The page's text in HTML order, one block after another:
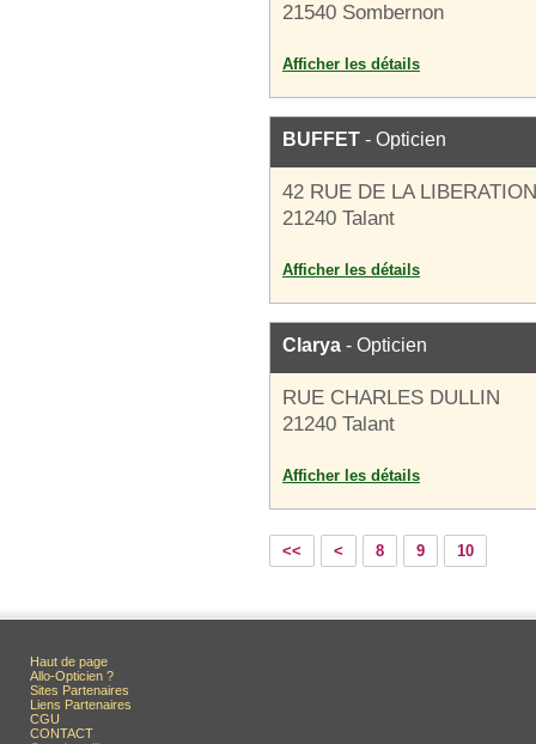
21540 Sombernon
Afficher les détails
BUFFET - Opticien
42 RUE DE LA LIBERATION
21240 Talant
Afficher les détails
Clarya - Opticien
RUE CHARLES DULLIN
21240 Talant
Afficher les détails
<< < 8 9 10
Haut de page
Allo-Opticien ?
Sites Partenaires
Liens Partenaires
CGU
CONTACT